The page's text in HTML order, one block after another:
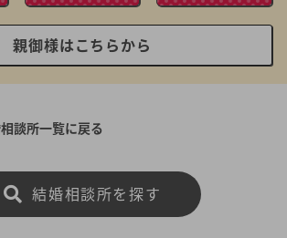
親御様はこちらから
談所一覧に戻る
結婚相談所を探す